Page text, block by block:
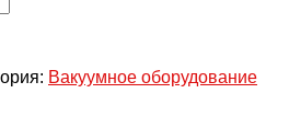
Вакуумное оборудование